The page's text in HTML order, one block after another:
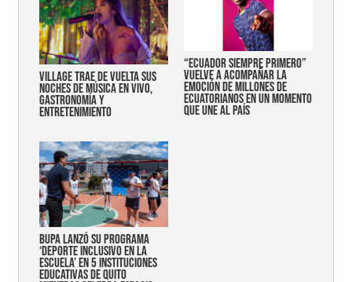
Village trae de vuelta sus
noches de música en vivo,
gastronomía y
entretenimiento
“Ecuador siempre primero”
vuelve a acompañar la
emoción de millones de
ecuatorianos en un momento
que une al país
Bupa lanzó su programa
‘Deporte Inclusivo en la
Escuela’ en 5 instituciones
educativas de Quito